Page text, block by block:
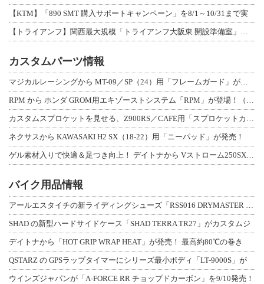
【KTM】「890 SMT 購入サポートキャンペーン」を8/1～10/31まで実
【トライアンフ】関西最大規模「トライアンフ大阪東 開設準備室」がオープン！ 限定
カスタムパーツ情報
マジカルレーシングから MT-09／SP（24）用「フレームガード」が登場！
RPM から ホンダ GROM用エキゾーストシステム「RPM」が登場！（動画あり
カスタムスプロケットを見せる、Z900RS／CAFE用「スプロケットカバーフルキ
ネクサスから KAWASAKI H2 SX（18-22）用「ニーパッド」が発売！
ゲル素材入りで快適＆足つき向上！ デイトナから Vストローム250SX用「快適ロ
バイク用品情報
アールエスタイチの新ライディングシューズ「RSS016 DRYMASTER スト
SHAD の新型ハードサイドケース「SHAD TERRA TR27」がカスタムジ
デイトナから「HOT GRIP WRAP HEAT」が発売！ 最高約80℃の巻き
QSTARZ の GPSラップタイマーにシリーズ最小ボディ「LT-9000S」が
ウインズジャパンが「A-FORCE RR チョップドカーボン」を9/10発売！